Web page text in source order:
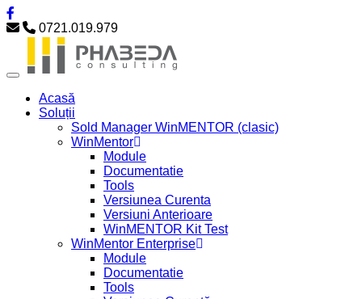
0721.019.979
Acasă
Soluții
Sold Manager WinMENTOR (clasic)
WinMentor
Module
Documentatie
Tools
Versiunea Curenta
Versiuni Anterioare
WinMENTOR Kit Test
WinMentor Enterprise
Module
Documentatie
Tools